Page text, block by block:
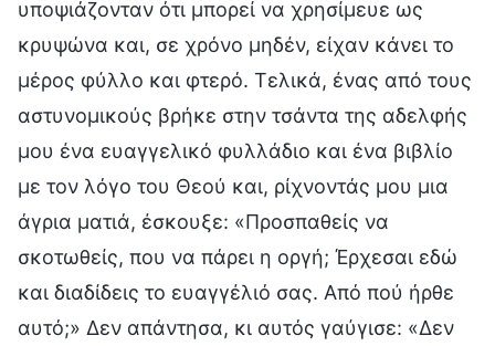
υποψιάζονταν ότι μπορεί να χρησίμευε ως
κρυψώνα και, σε χρόνο μηδέν, είχαν κάνει το
μέρος φύλλο και φτερό. Τελικά, ένας από τους
αστυνομικούς βρήκε στην τσάντα της αδελφής
μου ένα ευαγγελικό φυλλάδιο και ένα βιβλίο
με τον λόγο του Θεού και, ρίχνοντάς μου μια
άγρια ματιά, έσκουξε: «Προσπαθείς να
σκοτωθείς, που να πάρει η οργή; Έρχεσαι εδώ
και διαδίδεις το ευαγγέλιό σας. Από πού ήρθε
αυτό;» Δεν απάντησα, κι αυτός γαύγισε: «Δεν